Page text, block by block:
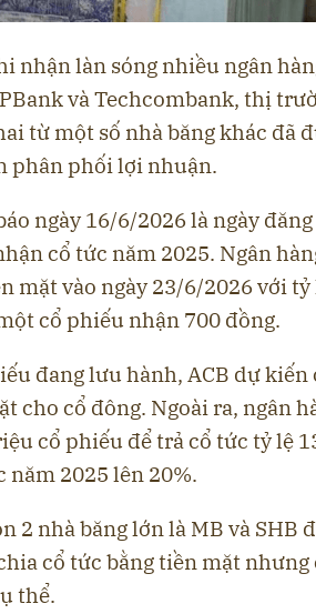
nhận làn sóng nhiều ngân
và Techcombank, thị
từ một số nhà băng khác đã
phân phối lợi nhuận.
ngày 16/6/2026 là ngày
cổ tức năm 2025. Ngân
mặt vào ngày 23/6/2026 với tỷ
cổ phiếu nhận 700 đồng.
đang lưu hành, ACB dự
cho cổ đông. Ngoài ra, ngân
cổ phiếu để trả cổ tức tỷ lệ
năm 2025 lên 20%.
2 nhà băng lớn là MB và SHB
cổ tức bằng tiền mặt nhưng
thể.